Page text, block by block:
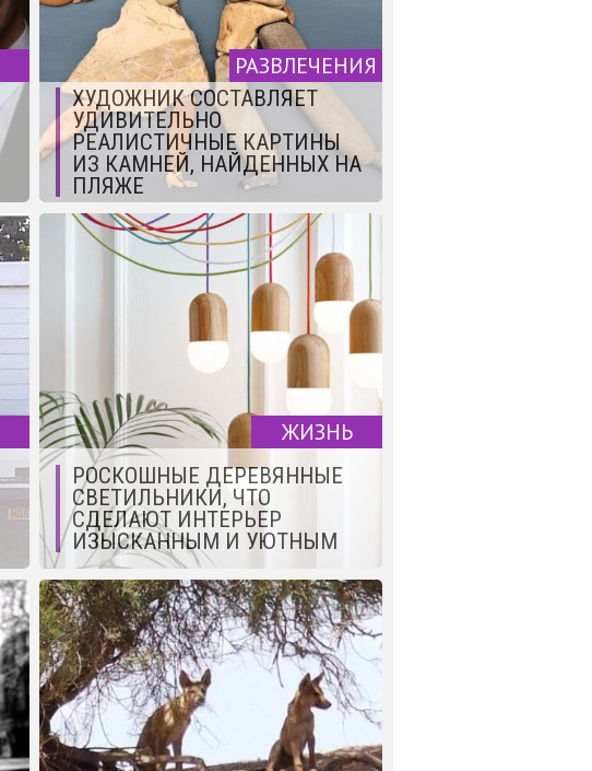
РАЗВЛЕЧЕНИЯ
ХУДОЖНИК СОСТАВЛЯЕТ
УДИВИТЕЛЬНО
РЕАЛИСТИЧНЫЕ КАРТИНЫ
ИЗ КАМНЕЙ, НАЙДЕННЫХ НА
ПЛЯЖЕ
ЖИЗНЬ
РОСКОШНЫЕ ДЕРЕВЯННЫЕ
СВЕТИЛЬНИКИ, ЧТО
СДЕЛАЮТ ИНТЕРЬЕР
ИЗЫСКАННЫМ И УЮТНЫМ